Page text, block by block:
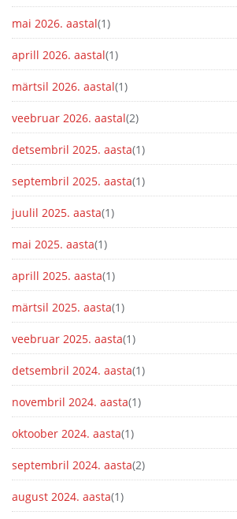
mai 2026. aastal(1)
aprill 2026. aastal(1)
märtsil 2026. aastal(1)
veebruar 2026. aastal(2)
detsembril 2025. aasta(1)
septembril 2025. aasta(1)
juulil 2025. aasta(1)
mai 2025. aasta(1)
aprill 2025. aasta(1)
märtsil 2025. aasta(1)
veebruar 2025. aasta(1)
detsembril 2024. aasta(1)
novembril 2024. aasta(1)
oktoober 2024. aasta(1)
septembril 2024. aasta(2)
august 2024. aasta(1)